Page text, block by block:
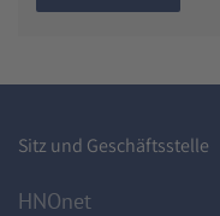
Sitz und Geschäftsstelle
HNOnet